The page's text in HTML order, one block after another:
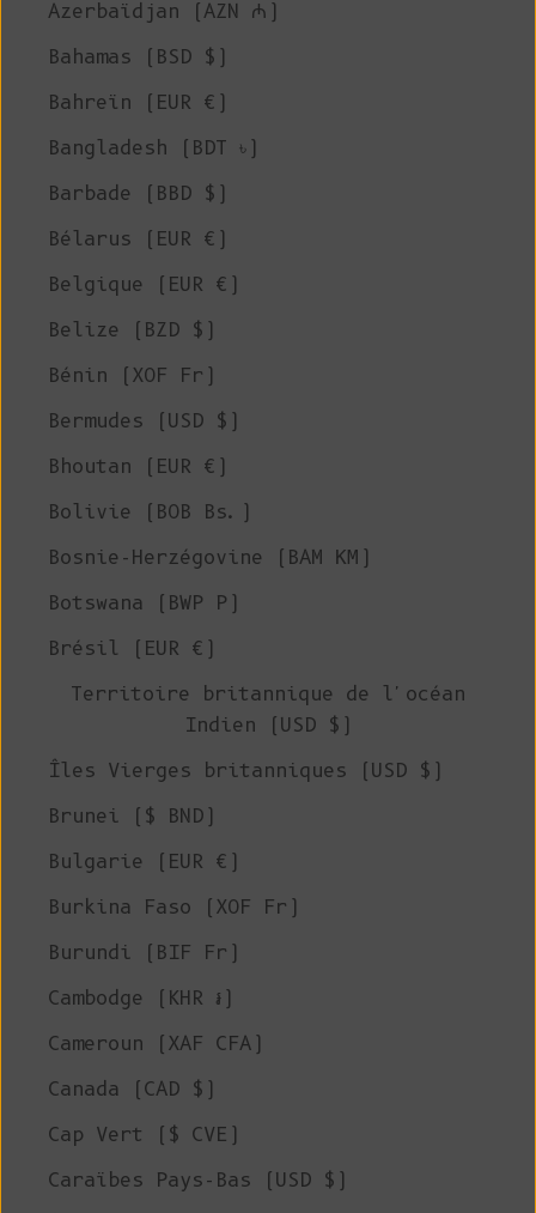
Azerbaïdjan (AZN ₼)
Bahamas (BSD $)
Bahreïn (EUR €)
Bangladesh (BDT ৳)
Barbade (BBD $)
Bélarus (EUR €)
Belgique (EUR €)
Belize (BZD $)
Bénin (XOF Fr)
Bermudes (USD $)
Bhoutan (EUR €)
Bolivie (BOB Bs.)
Bosnie-Herzégovine (BAM КМ)
Botswana (BWP P)
Brésil (EUR €)
Territoire britannique de l'océan
Indien (USD $)
Îles Vierges britanniques (USD $)
Brunei ($ BND)
Bulgarie (EUR €)
Burkina Faso (XOF Fr)
Burundi (BIF Fr)
Cambodge (KHR ៛)
Cameroun (XAF CFA)
Canada (CAD $)
Cap Vert ($ CVE)
Caraïbes Pays-Bas (USD $)